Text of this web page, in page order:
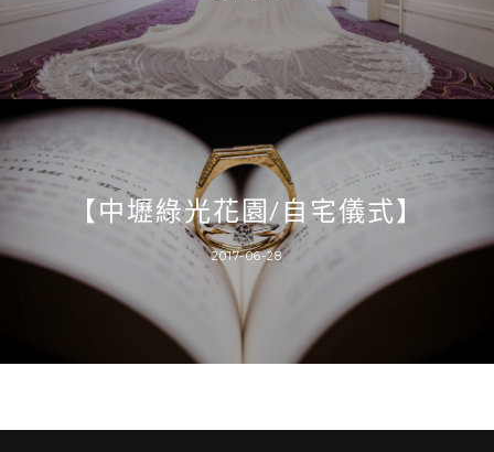
【中壢綠光花園/自宅儀式】
2017-06-28